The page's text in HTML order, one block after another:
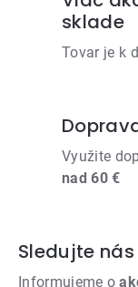
sklade
Tovar je k
Využite
nad 60 €
Sledujte
Informujeme o